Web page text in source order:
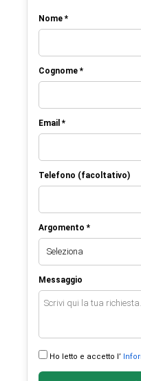
Nome *
Cognome *
Email *
Telefono (facoltativo)
Argomento *
Messaggio
Ho letto e accetto l’